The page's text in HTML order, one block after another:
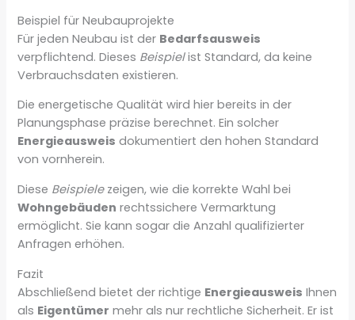
Beispiel für Neubauprojekte
Für jeden Neubau ist der Bedarfsausweis
verpflichtend. Dieses Beispielist Standard, da keine
Verbrauchsdaten existieren.
Die energetische Qualität wird hier bereits in der
Planungsphase präzise berechnet. Ein solcher
Energieausweis dokumentiert den hohen Standard
von vornherein.
Diese Beispielezeigen, wie die korrekte Wahl bei
Wohngebäuden rechtssichere Vermarktung
ermöglicht. Sie kann sogar die Anzahl qualifizierter
Anfragen erhöhen.
Fazit
Abschließend bietet der richtige Energieausweis Ihnen
als Eigentümer mehr als nur rechtliche Sicherheit. Er ist